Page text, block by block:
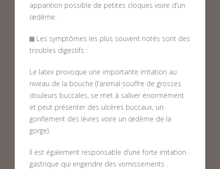
apparition possible de petites cloques voire d’un
œdème.
Les symptômes les plus souvent notés sont des
troubles digestifs :
Le latex provoque une importante irritation au
niveau de la bouche (l’animal souffre de grosses
douleurs buccales, se met à saliver énormément
et peut présenter des ulcères buccaux, un
gonflement des lèvres voire un œdème de la
gorge).
Il est également responsable d’une forte irritation
gastrique qui engendre des vomissements .